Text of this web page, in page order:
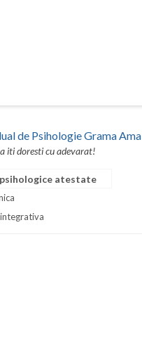
de Psihologie Grama
iti doresti cu adevarat!
atestate